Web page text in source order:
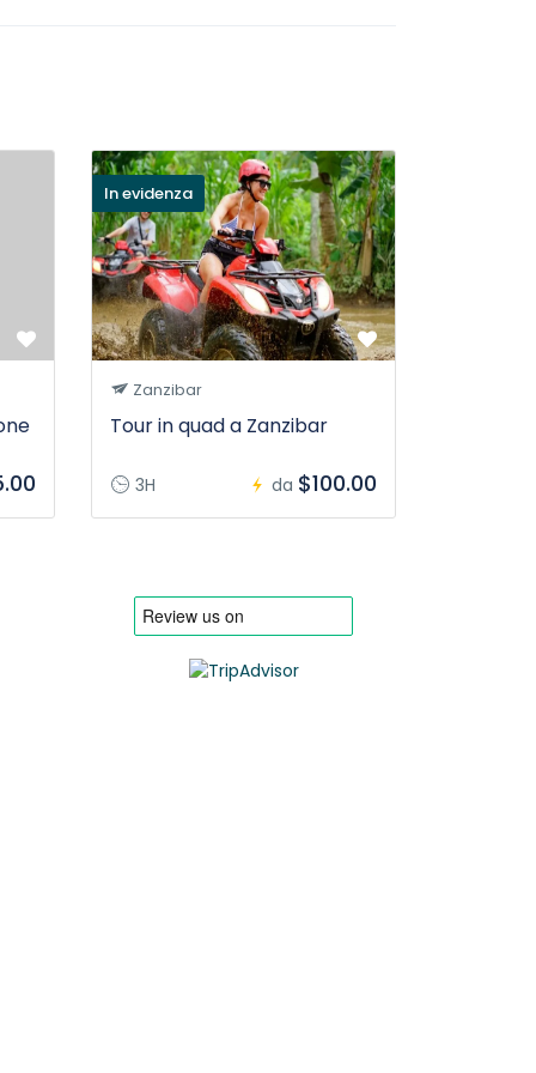
In evidenza
Zanzibar
Tour in quad a Zanzibar
3H da $100.00